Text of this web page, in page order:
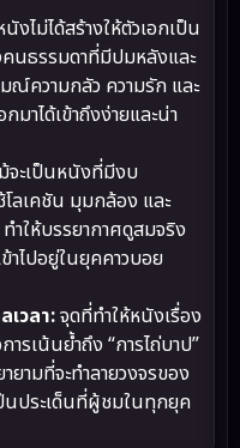
นังไม่ได้สร้างให้ตัวเอกเป็น
คนธรรมดาที่มีปมหลังและ
ณ์ความกลัว ความรัก และ
าได้เข้าถึงง่ายและน่า
จะเป็นหนังที่มีงบ
ลเคชัน มุมกล้อง และ
ให้บรรยากาศดูสมจริง
าไปอยู่ในยุคคาวบอย
เวลา:จุดที่ทำให้หนังเรื่อง
รเน้นย้ำถึง “การไถ่บาป”
ามที่จะทำลายวงจรของ
นประเด็นที่ผู้ชมในทุกยุค